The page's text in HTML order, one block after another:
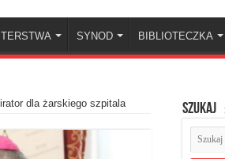
SYNOD BIBLIOTECZKA
dla żarskiego szpitala Szukaj